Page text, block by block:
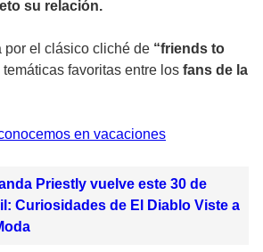
su relación.
por el clásico cliché de “friends to
temáticas favoritas entre los fans de la
en vacaciones
Priestly vuelve este 30 de
Curiosidades de El Diablo Viste a